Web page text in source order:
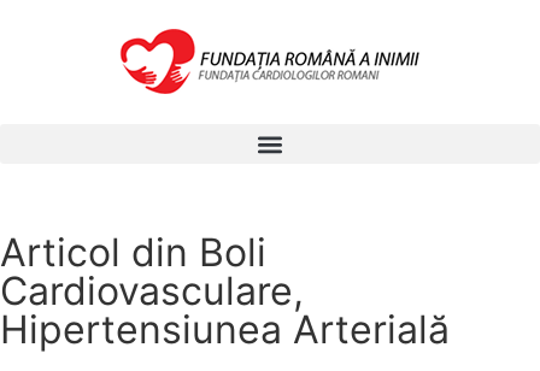
Articol din Boli
Cardiovasculare,
Hipertensiunea Arterială